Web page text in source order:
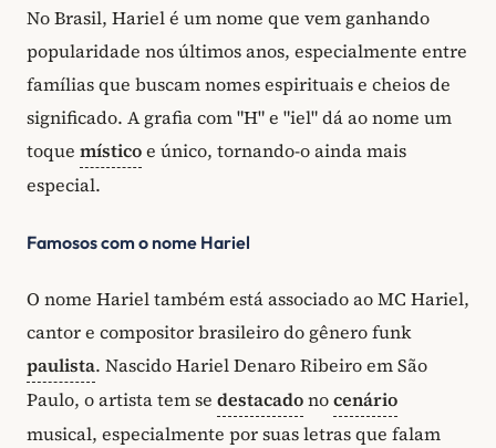
No Brasil, Hariel é um nome que vem ganhando
popularidade nos últimos anos, especialmente entre
famílias que buscam nomes espirituais e cheios de
significado. A grafia com "H" e "iel" dá ao nome um
toque místicoe único, tornando-o ainda mais
especial.
Famosos com o nome Hariel
O nome Hariel também está associado ao MC Hariel,
cantor e compositor brasileiro do gênero funk
paulista. Nascido Hariel Denaro Ribeiro em São
Paulo, o artista tem se destacadonocenário
musical, especialmente por suas letras que falam